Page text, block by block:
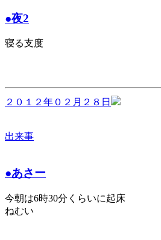
●夜2
寝る支度
２０１２年０２月２８日
出来事
●あさー
今朝は6時30分くらいに起床
ねむい